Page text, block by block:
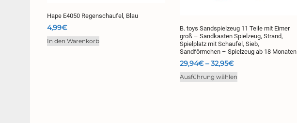
Hape E4050 Regenschaufel, Blau
4,99€
In den Warenkorb
B. toys Sandspielzeug 11 Teile mit Eimer
groß – Sandkasten Spielzeug, Strand,
Spielplatz mit Schaufel, Sieb,
Sandförmchen – Spielzeug ab 18 Monaten
29,94€ –32,95€Preisspanne:
29,94€
bis
Ausführung wählenDieses